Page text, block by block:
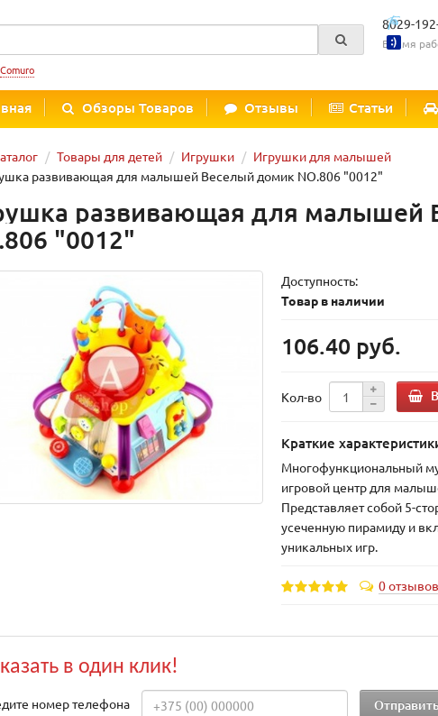
8029-
Время
Comuro
Обзоры Товаров Отзывы Статьи
Товары для детей Игрушки
Игрушки для малышей
развивающая для малышей Веселый домик NO.806 "0012"
развивающая для малышей
"0012"
Доступность:
Товар в наличии
106.40 руб.
Кол-во
Краткие
Многофункциональный
игровой центр для
Представляет собой 5-
усеченную пирамиду и
уникальных игр.
0 отзывов
в один клик!
номер телефона